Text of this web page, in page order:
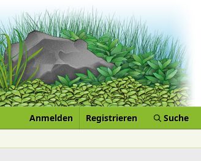
Anmelden Registrieren Suche